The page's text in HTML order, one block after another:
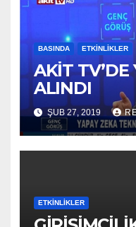
BASINDA ETKINLIKLER
AKİT TV’DE
ALINDI
ŞUB 27, 2019
ETKINLIKLER